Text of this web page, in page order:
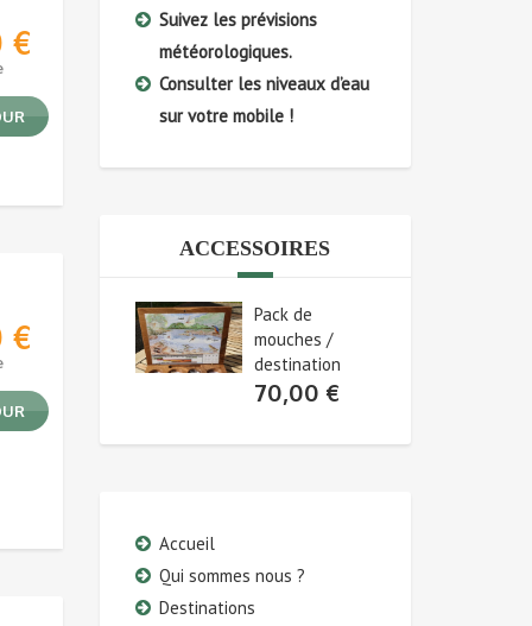
€
€
Suivez les prévisions
météorologiques.
Consulter les niveaux d’eau
sur votre mobile !
ACCESSOIRES
Pack de
mouches /
destination
70,00 €
Accueil
Qui sommes nous ?
Destinations